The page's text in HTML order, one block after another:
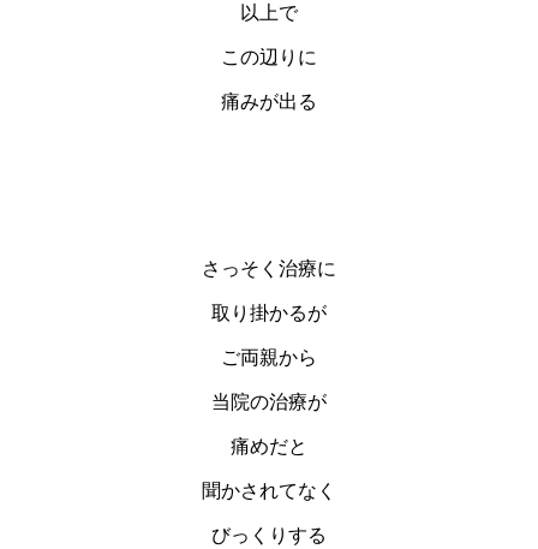
以上で
この辺りに
痛みが出る
さっそく治療に
取り掛かるが
ご両親から
当院の治療が
痛めだと
聞かされてなく
びっくりする